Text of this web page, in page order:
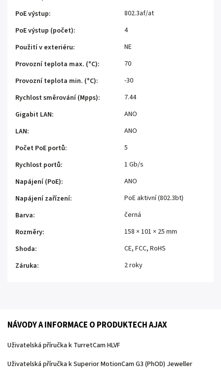
PoE výstup:
802.3af/at
PoE výstup (počet):
4
Použití v exteriéru:
NE
Provozní teplota max. (°C):
70
Provozní teplota min. (°C):
-30
Rychlost směrování (Mpps):
7.44
Gigabit LAN:
ANO
LAN:
ANO
Počet PoE portů:
5
Rychlost portů:
1 Gb/s
Napájení (PoE):
ANO
Napájení zařízení:
PoE aktivní (802.3bt)
Barva:
černá
Rozměry:
158 × 101 × 25 mm
Shoda:
CE, FCC, RoHS
Záruka: 2 roky
NÁVODY A INFORMACE O PRODUKTECH AJAX
Uživatelská příručka k TurretCam HLVF
Uživatelská příručka k Superior MotionCam G3 (PhOD) Jeweller